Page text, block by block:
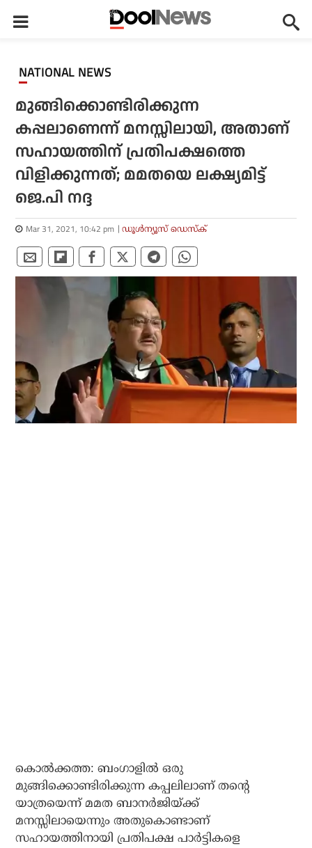
NATIONAL NEWS
മുങ്ങിക്കൊണ്ടിരിക്കുന്ന
കപ്പലാണെന്ന് മനസ്സിലായി, അതാണ്
സഹായത്തിന് പ്രതിപക്ഷത്തെ
വിളിക്കുന്നത്; മമതയെ ലക്ഷ്യമിട്ട്
ജെ.പി നദ്ദ
Mar 31, 2021, 10:42 pm ഡൂള്‍ന്യൂസ് ഡെസ്‌ക്
കൊല്‍ക്കത്ത: ബംഗാളില്‍ ഒരു
മുങ്ങിക്കൊണ്ടിരിക്കുന്ന കപ്പലിലാണ് തന്റെ
യാത്രയെന്ന് മമത ബാനര്‍ജിയ്ക്ക്
മനസ്സിലായെന്നും അതുകൊണ്ടാണ്
സഹായത്തിനായി പ്രതിപക്ഷ പാര്‍ട്ടികളെ